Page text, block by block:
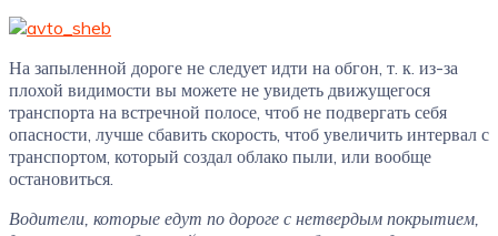
На запыленной дороге не следует идти на обгон, т. к. из-за
плохой видимости вы можете не увидеть движущегося
транспорта на встречной полосе, чтоб не подвергать себя
опасности, лучше сбавить скорость, чтоб увеличить интервал с
транспортом, который создал облако пыли, или вообще
остановиться.
Водители, которые едут по дороге с нетвердым покрытием,